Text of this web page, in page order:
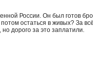
России. Он был готов
остаться в живых? За
дорого за это заплатили.